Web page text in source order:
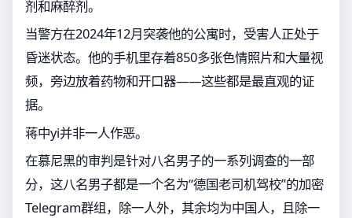
剂和麻醉剂。
当警方在2024年12月突袭他的公寓时，受害人正处于
昏迷状态。他的手机里存着850多张色情照片和大量视
频，旁边放着药物和开口器——这些都是最直观的证
据。
蒋中yi并非一人作恶。
在慕尼黑的审判是针对八名男子的一系列调查的一部
分，这八名男子都是一个名为“德国老司机驾校”的加密
Telegram群组，除一人外，其余均为中国人，且除一